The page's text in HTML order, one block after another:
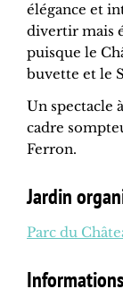
élégance et
divertir mais
puisque le
buvette et le
Un spectacle
cadre
Ferron.
Jardin
Parc du